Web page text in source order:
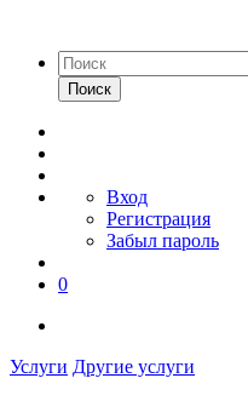
Поиск
Вход
Регистрация
Забыл пароль
0
Услуги Другие услуги